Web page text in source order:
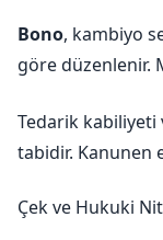
Bono, kambiyo
göre düzenlenir.
Tedarik kabiliyeti
tabidir. Kanunen
Çek ve Hukuki